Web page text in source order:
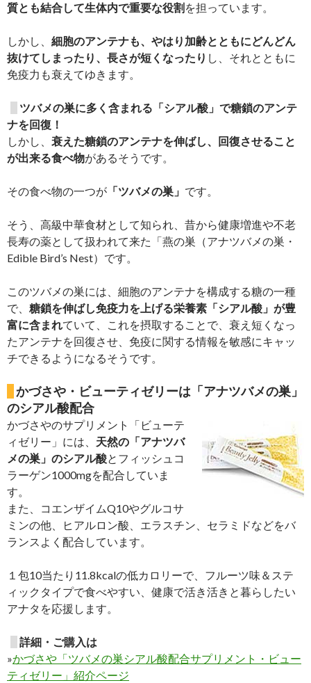
質とも結合して生体内で重要な役割 を担っています。
しかし、 細胞のアンテナも、やはり加齢とともにどんどん
抜けてしまったり、長さが短くなったり し、それとともに
免疫力も衰えてゆきます。
ツバメの巣に多く含まれる「シアル酸」で糖鎖のアンテ
ナを回復！
しかし、 衰えた糖鎖のアンテナを伸ばし、回復させること
が出来る食べ物があるそうです。
その食べ物の一つが 「ツバメの巣」 です。
そう、高級中華食材として知られ、昔から健康増進や不老
長寿の薬として扱われて来た「燕の巣（アナツバメの巣・
Edible Bird’s Nest）です。
このツバメの巣には、細胞のアンテナを構成する糖の一種
で、 糖鎖を伸ばし免疫力を上げる栄養素「シアル酸」が豊
富に含まれていて、これを摂取することで、衰え短くなっ
たアンテナを回復させ、免疫に関する情報を敏感にキャッ
チできるようになるそうです。
かづさや・ビューティゼリーは「アナツバメの巣」
のシアル酸配合
かづさやのサプリメント「ビューテ
ィゼリー」には、 天然の「アナツバ
メの巣」のシアル酸とフィッシュコ
ラーゲン1000mgを配合していま
す。
また、コエンザイムQ10やグルコサ
ミンの他、ヒアルロン酸、エラスチン、セラミドなどをバ
ランスよく配合しています。
１包10当たり11.8kcalの低カロリーで、フルーツ味＆ステ
ィックタイプで食べやすい、健康で活き活きと暮らしたい
アナタを応援します。
詳細・ご購入は
»かづさや「ツバメの巣シアル酸配合サプリメント・ビュー
ティゼリー」紹介ページ